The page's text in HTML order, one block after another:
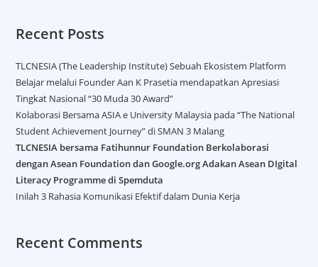
Recent Posts
TLCNESIA (The Leadership Institute) Sebuah Ekosistem Platform
Belajar melalui Founder Aan K Prasetia mendapatkan Apresiasi
Tingkat Nasional “30 Muda 30 Award”
Kolaborasi Bersama ASIA e University Malaysia pada “The National
Student Achievement Journey” di SMAN 3 Malang
TLCNESIA bersama Fatihunnur Foundation Berkolaborasi
dengan Asean Foundation dan Google.org Adakan Asean DIgital
Literacy Programme di Spemduta​
Inilah 3 Rahasia Komunikasi Efektif dalam Dunia Kerja
Recent Comments